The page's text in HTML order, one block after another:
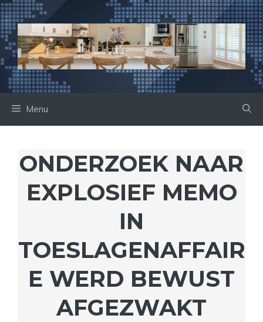
Ga
naar
de
inhoud
Menu
ONDERZOEK NAAR
EXPLOSIEF MEMO
IN
TOESLAGENAFFAIR
E WERD BEWUST
AFGEZWAKT